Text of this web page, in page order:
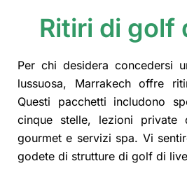
Ritiri di golf
Per chi desidera concedersi
lussuosa, Marrakech offre
Questi pacchetti includono
cinque stelle, lezioni private
gourmet e servizi spa. Vi
godete di strutture di golf di